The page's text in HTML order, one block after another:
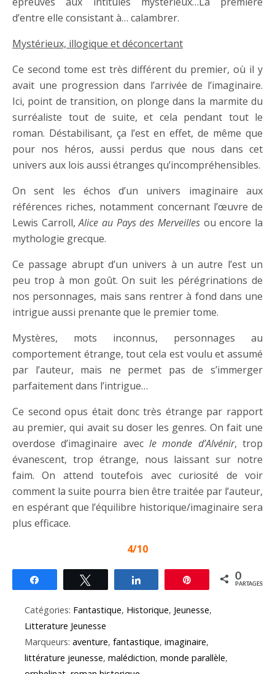
d’entre elle consistant à… calambrer.
Mystérieux, illogique et déconcertant
Ce second tome est très différent du premier, où il y
avait une progression dans l’arrivée de l’imaginaire.
Ici, point de transition, on plonge dans la marmite du
surréaliste tout de suite, et cela pendant tout le
roman. Déstabilisant, ça l’est en effet, de même que
pour nos héros, aussi perdus que nous dans cet
univers aux lois aussi étranges qu’incompréhensibles.
On sent les échos d’un univers imaginaire aux
références riches, notamment concernant l’œuvre de
Lewis Carroll,Alice au Pays des Merveilles ou encore la
mythologie grecque.
Ce passage abrupt d’un univers à un autre l’est un
peu trop à mon goût. On suit les pérégrinations de
nos personnages, mais sans rentrer à fond dans une
intrigue aussi prenante que le premier tome.
Mystères, mots inconnus, personnages au
comportement étrange, tout cela est voulu et assumé
par l’auteur, mais ne permet pas de s’immerger
parfaitement dans l’intrigue…
Ce second opus était donc très étrange par rapport
au premier, qui avait su doser les genres. On fait une
overdose d’imaginaire avec le monde d’Alvénir, trop
évanescent, trop étrange, nous laissant sur notre
faim. On attend toutefois avec curiosité de voir
comment la suite pourra bien être traitée par l’auteur,
en espérant que l’équilibre historique/imaginaire sera
plus efficace.
4/10
Épingle 0
PARTAGES
Catégories: Fantastique, Historique, Jeunesse,
Litterature Jeunesse
Marqueurs: aventure, fantastique, imaginaire,
littérature jeunesse, malédiction, monde parallèle,